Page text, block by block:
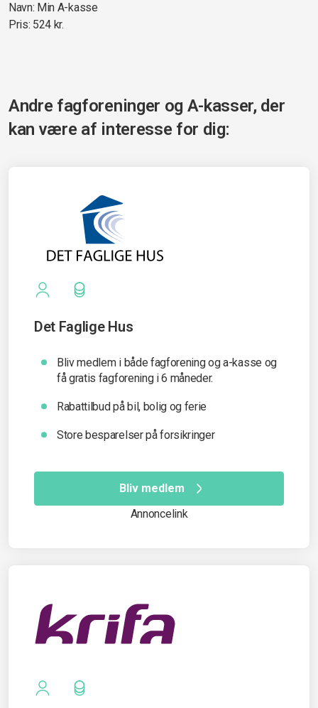
Navn: Min A-kasse
Pris: 524 kr.
Andre fagforeninger og A-kasser, der
kan være af interesse for dig:
Det Faglige Hus
Bliv medlem i både fagforening og a-kasse og
få gratis fagforening i 6 måneder.
Rabattilbud på bil, bolig og ferie
Store besparelser på forsikringer
Bliv medlem
Annoncelink